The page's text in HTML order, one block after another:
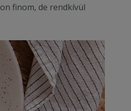
finom, de rendkívül